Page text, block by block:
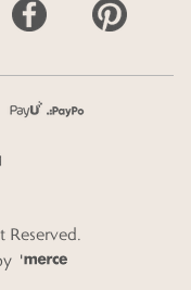
Reserved.